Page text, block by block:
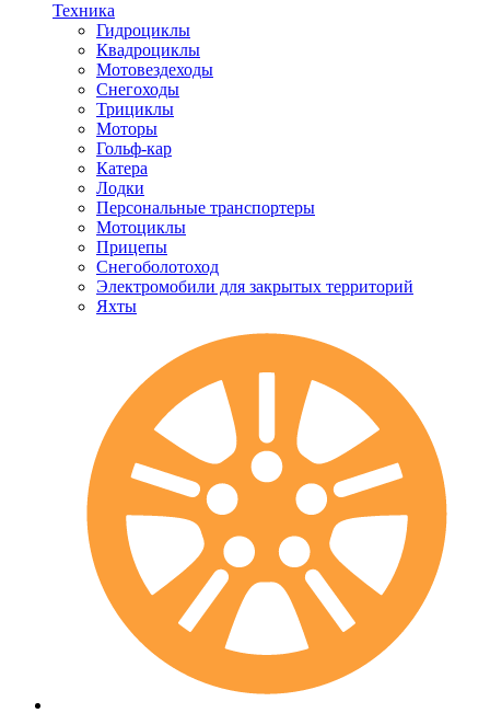
Техника
Гидроциклы
Квадроциклы
Мотовездеходы
Снегоходы
Трициклы
Моторы
Гольф-кар
Катера
Лодки
Персональные транспортеры
Мотоциклы
Прицепы
Снегоболотоход
Электромобили для закрытых территорий
Яхты